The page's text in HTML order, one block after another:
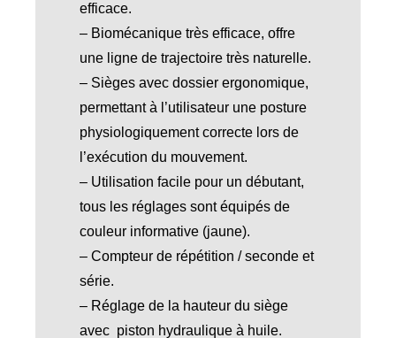
efficace.
– Biomécanique très efficace, offre
une ligne de trajectoire très naturelle.
– Sièges avec dossier ergonomique,
permettant à l’utilisateur une posture
physiologiquement correcte lors de
l’exécution du mouvement.
– Utilisation facile pour un débutant,
tous les réglages sont équipés de
couleur informative (jaune).
– Compteur de répétition / seconde et
série.
– Réglage de la hauteur du siège
avec piston hydraulique à huile.